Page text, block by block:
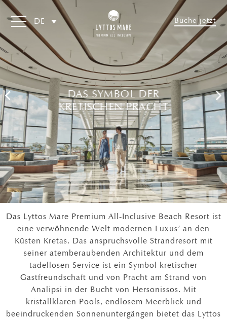
DE Buche jetzt
DAS SYMBOL DER
KRETISCHEN PRACHT
Das Lyttos Mare Premium All-Inclusive Beach Resort ist
eine verwöhnende Welt modernen Luxus’ an den
Küsten Kretas. Das anspruchsvolle Strandresort mit
seiner atemberaubenden Architektur und dem
tadellosen Service ist ein Symbol kretischer
Gastfreundschaft und von Pracht am Strand von
Analipsi in der Bucht von Hersonissos. Mit
kristallklaren Pools, endlosem Meerblick und
beeindruckenden Sonnenuntergängen bietet das Lyttos